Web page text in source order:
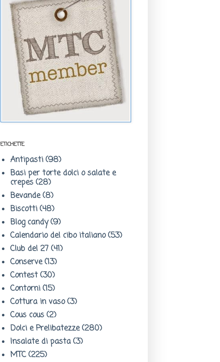
ETICHETTE
Antipasti (98)
Basi per torte dolci o salate e
crepes (28)
Bevande (8)
Biscotti (48)
Blog candy (9)
Calendario del cibo italiano (53)
Club del 27 (41)
Conserve (13)
Contest (30)
Contorni (15)
Cottura in vaso (3)
Cous cous (2)
Dolci e Prelibatezze (280)
Insalate di pasta (3)
MTC (225)